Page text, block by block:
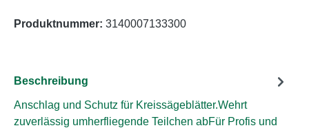
Produktnummer: 3140007133300
Beschreibung
Anschlag und Schutz für Kreissägeblätter.Wehrt
zuverlässig umherfliegende Teilchen abFür Profis und